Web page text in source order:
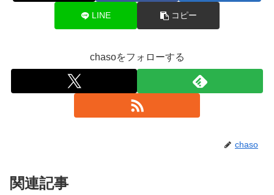
LINE コピー
chasoをフォローする
chaso
関連記事